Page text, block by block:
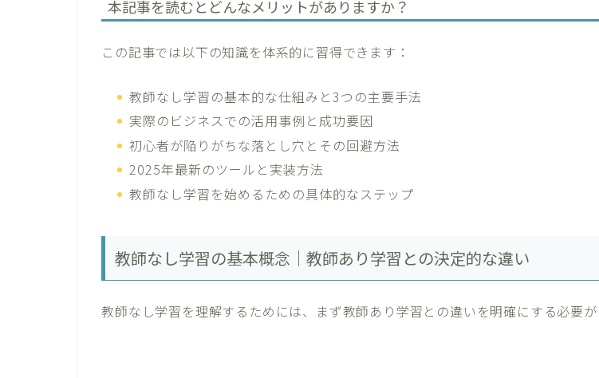
本記事を読むとどんなメリットがありますか？
この記事では以下の知識を体系的に習得できます：
教師なし学習の基本的な仕組みと3つの主要手法
実際のビジネスでの活用事例と成功要因
初心者が陥りがちな落とし穴とその回避方法
2025年最新のツールと実装方法
教師なし学習を始めるための具体的なステップ
教師なし学習の基本概念｜教師あり学習との決定的な違い
教師なし学習を理解するためには、まず教師あり学習との違いを明確にする必要が